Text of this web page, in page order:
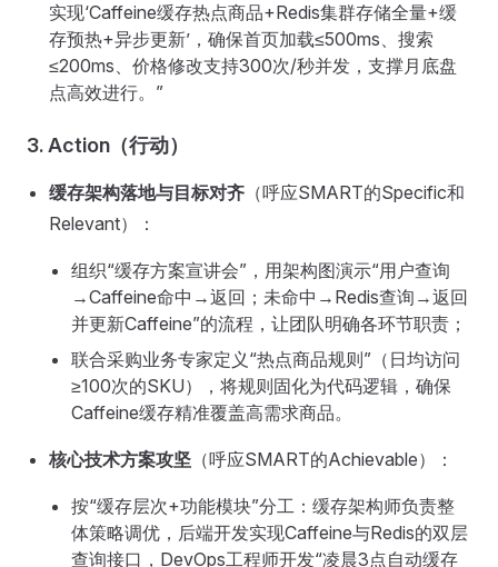
实现‘Caffeine缓存热点商品+Redis集群存储全量+缓
存预热+异步更新’，确保首页加载≤500ms、搜索
≤200ms、价格修改支持300次/秒并发，支撑月底盘
点高效进行。”
3. Action（行动）
缓存架构落地与目标对齐 （呼应SMART的Specific和
Relevant）：
组织“缓存方案宣讲会”，用架构图演示“用户查询
→Caffeine命中→返回；未命中→Redis查询→返回
并更新Caffeine”的流程，让团队明确各环节职责；
联合采购业务专家定义“热点商品规则”（日均访问
≥100次的SKU），将规则固化为代码逻辑，确保
Caffeine缓存精准覆盖高需求商品。
核心技术方案攻坚 （呼应SMART的Achievable）：
按“缓存层次+功能模块”分工：缓存架构师负责整
体策略调优，后端开发实现Caffeine与Redis的双层
查询接口，DevOps工程师开发“凌晨3点自动缓存